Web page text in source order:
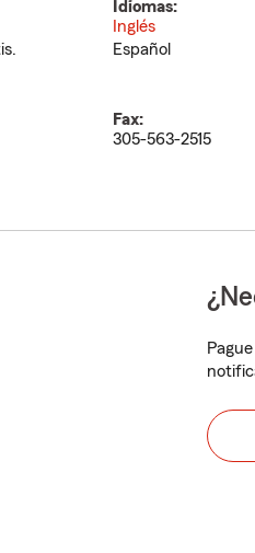
Idiomas:
Inglés
Español
Fax:
305-563-2515